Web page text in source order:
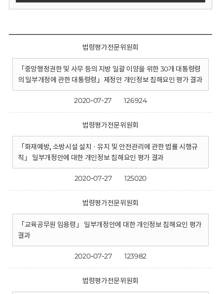
법령평가전문위원회
「중앙행정권한 및 사무 등의 지방 일괄 이양을 위한 30개 대통령령
의 일부개정에 관한 대통령령」제정안 개인정보 침해요인 평가 결과
2020-07-27 126924
법령평가전문위원회
「화재예방, 소방시설 설치 · 유지 및 안전관리에 관한 법률 시행규
칙」 일부개정안에 대한 개인정보 침해요인 평가 결과
2020-07-27 125020
법령평가전문위원회
「교육공무원 임용령」 일부개정안에 대한 개인정보 침해요인 평가
결과
2020-07-27 123982
법령평가전문위원회